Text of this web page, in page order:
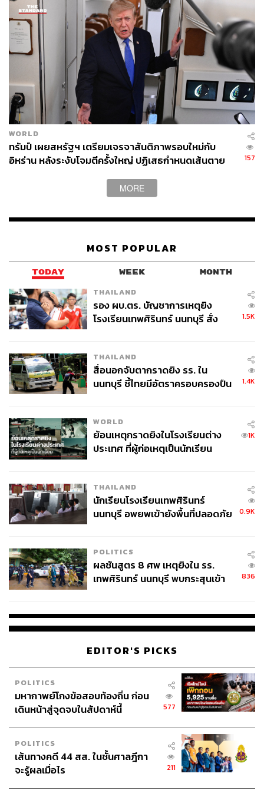
13. เรียกร้องให้กาตาร์ยินยอมให้ถูกตรวจสอบบัญชีทาง
ด้านการเงินของประเทศในปีแรก ภายหลังจากที่ยอมรับข้อ
เรียกร้องนี้ และให้ตรวจสอบบัญชีแต่ละไตรมาสในปีที่ 2 และ
จะต้องถูกตรวจสอบและยอมปฏิบัติตามเป็นเวลา 10 ปี
ทำไมซาอุดีอาระเบียถึงต้องการสั่งปิดเครือข่ายสำนักข่าวอัล
จาซีรา
ก่อนหน้านี้ THE STANDARD ได้สัมภาษณ์อาจารย์ศรา
วุฒิ อารีย์ รองผู้อำนวยการศูนย์มุสลิมศึกษา สถาบันเอเชีย
ศึกษา จุฬาลงกรณ์มหาวิทยาลัย ที่แสดงทัศนะต่ออิทธิพลของ
กาตาร์นั้น มีบทบาทสำคัญในการทำข่าวเกี่ยวกับการต่อสู้
ของประชาชนต่ออำนาจรัฐในกลุ่มประเทศอาหรับ ที่กระแส
ต่อต้านรัฐบาลเคยกลายเป็นกระแสลุกฮือในช่วงอาหรับสปริง
ซึ่งเป็นอุดมการณ์ทางการเมืองที่ตรงข้ามกับซาอุดีอาระเบีย
ระบอบการเมืองของตัวเอง (ระบอบอำนาจนิยม) และในสมัย
อาหรับสปริง ซาอุดีอาระเบียก็ไม่สามารถยับยั้งกระแสนี้ได้”
ดังนั้นซาอุดีอาระเบียจึงมองว่า อัลจาซีราคือสื่อที่มีอิทธิพลต่อ
ปัจจุบันอัลจาซีรามีสถานีเครือข่ายหลายประเทศในแถบ
ตะวันออกกลางและมีสำนักงานใน 80 ประเทศทั่วโลก โดยมี
รัฐบาลกาตาร์เป็นเจ้าของ อย่างไรก็ตามสำนักข่าวอัลจาซีรา
Photo: Abbas Momani/AFP
สำนักข่าวอัลจาซีราถูกวิพากษ์วิจารณ์มาโดยตลอดว่า
ให้การสนับสนุนกลุ่ม Muslim Brotherhood ซึ่งเป็นกลุ่มที่
WORLD
ทรัมป์ เผยสหรัฐฯ เตรียมเจรจาสันติภาพรอบใหม่กับ
อิหร่าน หลังระงับโจมตีครั้งใหญ่ ปฏิเสธกำหนดเส้นตาย
157
MORE
MOST POPULAR
TODAY WEEK MONTH
THAILAND
รอง ผบ.ตร. บัญชาการเหตุยิง
โรงเรียนเทพศิรินทร์ นนทบุรี สั่ง
1.5K
THAILAND
สื่อนอกจับตากราดยิง รร. ใน
นนทบุรี ชี้ไทยมีอัตราครอบครองปืน
1.4K
WORLD
ย้อนเหตุกราดยิงในโรงเรียนต่าง
ประเทศ ที่ผู้ก่อเหตุเป็นนักเรียน
1K
THAILAND
นักเรียนโรงเรียนเทพศิรินทร์
นนทบุรี อพยพเข้ายังพื้นที่ปลอดภัย
0.9K
POLITICS
ผลชันสูตร 8 ศพ เหตุยิงใน รร.
เทพศิรินทร์ นนทบุรี พบกระสุนเข้า
836
EDITOR'S PICKS
POLITICS
มหากาพย์โกงข้อสอบท้องถิ่น ก่อน
เดินหน้าสู่จุดจบในสัปดาห์นี้
577
POLITICS
เส้นทางคดี 44 สส. ในชั้นศาลฎีกา
จะรู้ผลเมื่อไร
211